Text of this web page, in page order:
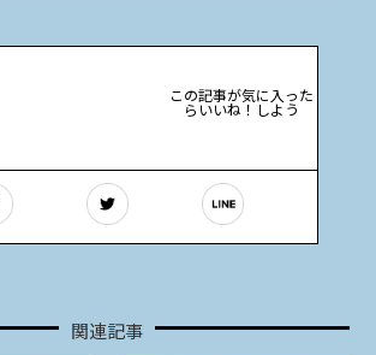
この記事が気に入った
らいいね！しよう
関連記事